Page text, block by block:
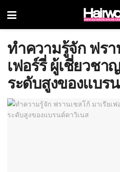
ทำความรู้จัก ฟรา
เฟอร์รี่ ผู้เชี่ยวช
ระดับสูงของแบร